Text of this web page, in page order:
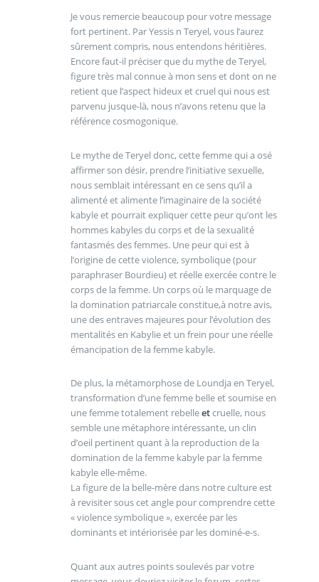
Je vous remercie beaucoup pour votre message
fort pertinent. Par Yessis n Teryel, vous l’aurez
sûrement compris, nous entendons héritières.
Encore faut-il préciser que du mythe de Teryel,
figure très mal connue à mon sens et dont on ne
retient que l’aspect hideux et cruel qui nous est
parvenu jusque-là, nous n’avons retenu que la
référence cosmogonique.
Le mythe de Teryel donc, cette femme qui a osé
affirmer son désir, prendre l’initiative sexuelle,
nous semblait intéressant en ce sens qu’il a
alimenté et alimente l’imaginaire de la société
kabyle et pourrait expliquer cette peur qu’ont les
hommes kabyles du corps et de la sexualité
fantasmés des femmes. Une peur qui est à
l’origine de cette violence, symbolique (pour
paraphraser Bourdieu) et réelle exercée contre le
corps de la femme. Un corps où le marquage de
la domination patriarcale constitue,à notre avis,
une des entraves majeures pour l’évolution des
mentalités en Kabylie et un frein pour une réelle
émancipation de la femme kabyle.
De plus, la métamorphose de Loundja en Teryel,
transformation d’une femme belle et soumise en
une femme totalement rebelleetcruelle, nous
semble une métaphore intéressante, un clin
d’oeil pertinent quant à la reproduction de la
domination de la femme kabyle par la femme
kabyle elle-même.
La figure de la belle-mère dans notre culture est
à revisiter sous cet angle pour comprendre cette
« violence symbolique », exercée par les
dominants et intériorisée par les dominé-e-s.
Quant aux autres points soulevés par votre